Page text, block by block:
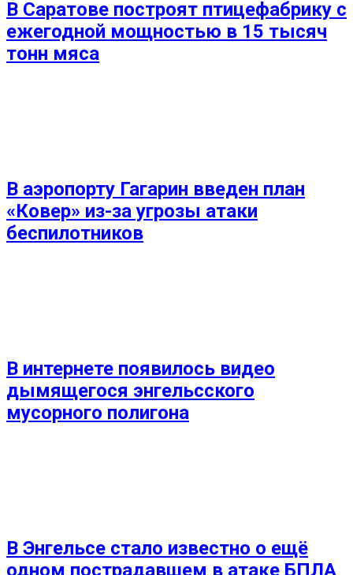
В Саратове построят птицефабрику с
ежегодной мощностью в 15 тысяч
тонн мяса
В аэропорту Гагарин введен план
«Ковер» из-за угрозы атаки
беспилотников
В интернете появилось видео
дымящегося энгельсского
мусорного полигона
В Энгельсе стало известно о ещё
одном пострадавшем в атаке БПЛА